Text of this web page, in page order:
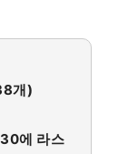
개)
에 라스